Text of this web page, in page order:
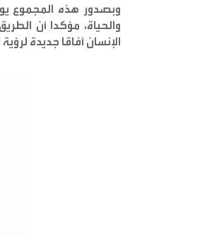
وبصدور هذه المجموع
والحياة، مؤكدا أن
الإنسان آفاقا جديدة لرؤية